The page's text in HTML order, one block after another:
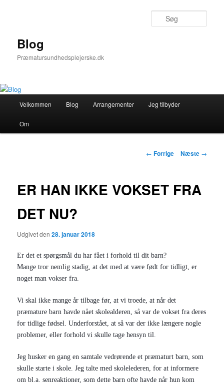
Blog
Præmatursundhedsplejerske.dk
Velkommen Blog Arrangementer Jeg tilbyder
Om
Indlægsnavigation
← Forrige Næste →
ER HAN IKKE VOKSET FRA
DET NU?
Udgivet den28. januar 2018
Er det et spørgsmål du har fået i forhold til dit barn?
Mange tror nemlig stadig, at det med at være født for tidligt, er
noget man vokser fra.
Vi skal ikke mange år tilbage før, at vi troede, at når det
præmature barn havde nået skolealderen, så var de vokset fra deres
for tidlige fødsel. Underforstået, at så var der ikke længere nogle
problemer, eller forhold vi skulle tage hensyn til.
Jeg husker en gang en samtale vedrørende et præmaturt barn, som
skulle starte i skole. Jeg talte med skolelederen, for at informere
om bl.a. senreaktioner, som dette barn ofte havde når hun kom